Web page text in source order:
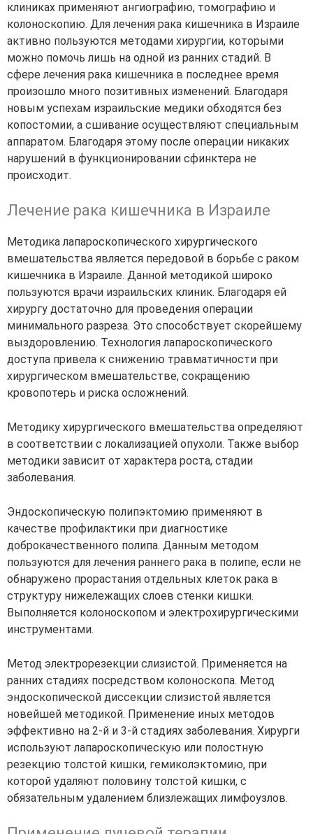
клиниках применяют ангиографию, томографию и
колоноскопию. Для лечения рака кишечника в Израиле
активно пользуются методами хирургии, которыми
можно помочь лишь на одной из ранних стадий. В
сфере лечения рака кишечника в последнее время
произошло много позитивных изменений. Благодаря
новым успехам израильские медики обходятся без
копостомии, а сшивание осуществляют специальным
аппаратом. Благодаря этому после операции никаких
нарушений в функционировании сфинктера не
происходит.
Лечение рака кишечника в Израиле
Методика лапароскопического хирургического
вмешательства является передовой в борьбе с раком
кишечника в Израиле. Данной методикой широко
пользуются врачи израильских клиник. Благодаря ей
хирургу достаточно для проведения операции
минимального разреза. Это способствует скорейшему
выздоровлению. Технология лапароскопического
доступа привела к снижению травматичности при
хирургическом вмешательстве, сокращению
кровопотерь и риска осложнений.
Методику хирургического вмешательства определяют
в соответствии с локализацией опухоли. Также выбор
методики зависит от характера роста, стадии
заболевания.
Эндоскопическую полипэктомию применяют в
качестве профилактики при диагностике
доброкачественного полипа. Данным методом
пользуются для лечения раннего рака в полипе, если не
обнаружено прорастания отдельных клеток рака в
структуру нижележащих слоев стенки кишки.
Выполняется колоноскопом и электрохирургическими
инструментами.
Метод электрорезекции слизистой. Применяется на
ранних стадиях посредством колоноскопа. Метод
эндоскопической диссекции слизистой является
новейшей методикой. Применение иных методов
эффективно на 2-й и 3-й стадиях заболевания. Хирурги
используют лапароскопическую или полостную
резекцию толстой кишки, гемиколэктомию, при
которой удаляют половину толстой кишки, с
обязательным удалением близлежащих лимфоузлов.